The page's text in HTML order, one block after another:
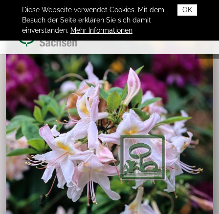
OK
Diese Webseite verwendet Cookies. Mit dem
Besuch der Seite erklären Sie sich damit
einverstanden. Mehr Informationen